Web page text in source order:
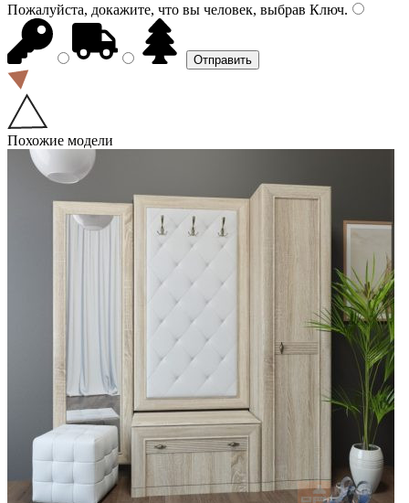
Пожалуйста, докажите, что вы человек, выбрав Ключ.
Похожие модели